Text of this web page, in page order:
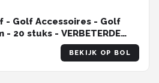
- Golf Accessoires - Golf
20 stuks - VERBETERDE
BEKIJK OP BOL